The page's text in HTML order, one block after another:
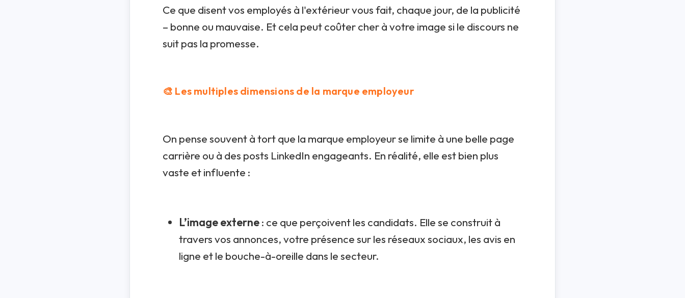
Ce que disent vos employés à l'extérieur vous fait, chaque jour, de la publicité
– bonne ou mauvaise. Et cela peut coûter cher à votre image si le discours ne
suit pas la promesse.
🎨 Les multiples dimensions de la marque employeur
On pense souvent à tort que la marque employeur se limite à une belle page
carrière ou à des posts LinkedIn engageants. En réalité, elle est bien plus
vaste et influente :
L’image externe: ce que perçoivent les candidats. Elle se construit à
travers vos annonces, votre présence sur les réseaux sociaux, les avis en
ligne et le bouche-à-oreille dans le secteur.